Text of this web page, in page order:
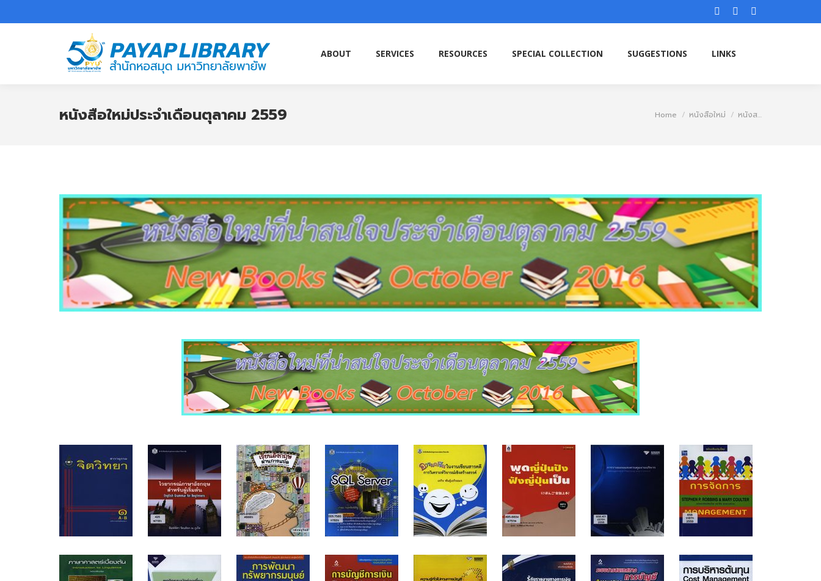
Facebook
opens
Instagram
opens
YouTube
ABOUT SERVICES RESOURCES SPECIAL COLLECTION SUGGESTIONS LINKS
หนังสือใหม่ประจำเดือนตุลาคม 2559 You are here:
Home หนังสือใหม่ หนังส…
ABOUT SERVICES RESOURCES SPECIAL COLLECTION SUGGESTIONS LINKS